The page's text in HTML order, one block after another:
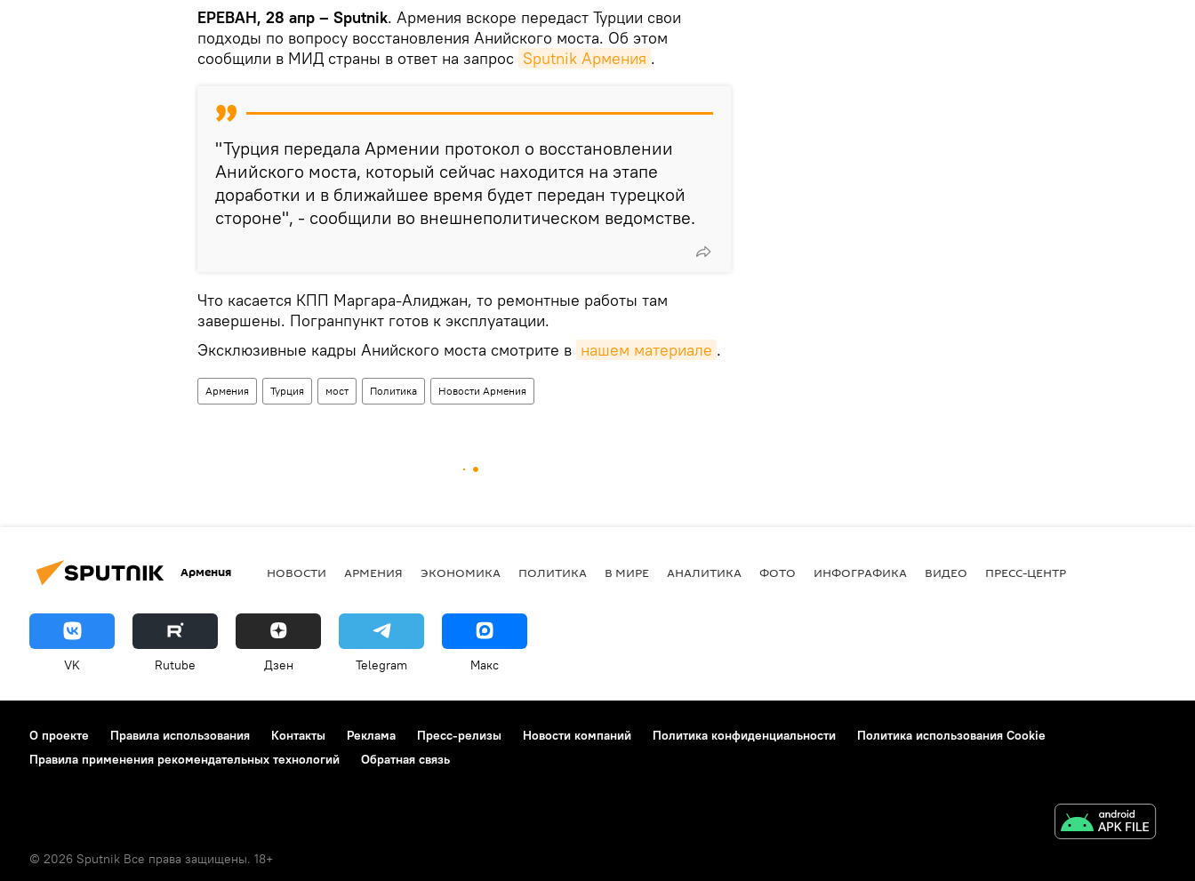
ЕРЕВАН, 28 апр – Sputnik. Армения вскоре передаст Турции свои
подходы по вопросу восстановления Анийского моста. Об этом
сообщили в МИД страны в ответ на запрос Sputnik Армения .
"Турция передала Армении протокол о восстановлении
Анийского моста, который сейчас находится на этапе
доработки и в ближайшее время будет передан турецкой
стороне", - сообщили во внешнеполитическом ведомстве.
Что касается КПП Маргара-Алиджан, то ремонтные работы там
завершены. Погранпункт готов к эксплуатации.
Эксклюзивные кадры Анийского моста смотрите в нашем материале .
Армения Турция мост Политика Новости Армения
Армения НОВОСТИ АРМЕНИЯ ЭКОНОМИКА ПОЛИТИКА В МИРЕ АНАЛИТИКА ФОТО ИНФОГРАФИКА ВИДЕО ПРЕСС-ЦЕНТР
VK Rutube Дзен Telegram Макс
О проекте Правила использования Контакты Реклама Пресс-релизы Новости компаний Политика конфиденциальности
Политика использования Cookie
Правила применения рекомендательных технологий
Обратная связь
© 2026 Sputnik Все права защищены. 18+